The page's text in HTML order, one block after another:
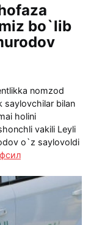
bo`lib
nomzod
saylovchilar bilan
holini
vakili Leyli
o`z saylovoldi